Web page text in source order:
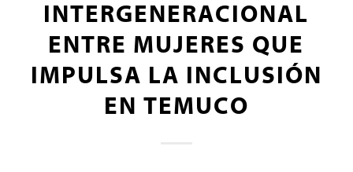
INTERGENERACIONAL
ENTRE MUJERES QUE
IMPULSA LA INCLUSIÓN
EN TEMUCO